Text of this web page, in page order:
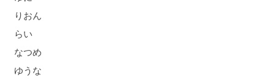
りおん
らい
なつめ
ゆうな